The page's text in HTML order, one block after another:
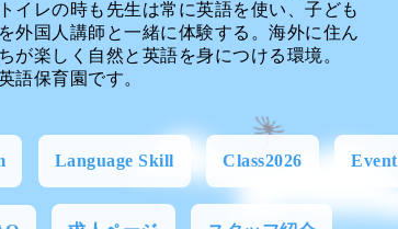
イレの時も先生は常に英語を使い、子ども
外国人講師と一緒に体験する。海外に住ん
が楽しく自然と英語を身につける環境。
語保育園です。
Language Skill Class2026 Event